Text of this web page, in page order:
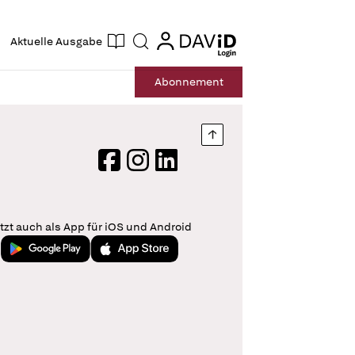
Aktuelle Ausgabe Suche login
login
Abonnement
Nach oben springen
FacebookInstagram
LinkedIn
auch als App für iOS und Android
Jetzt bei Google PlayLaden im App Store